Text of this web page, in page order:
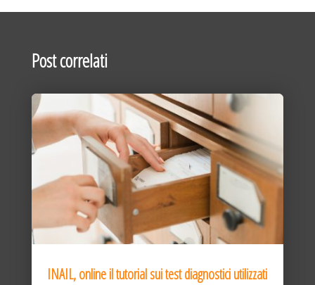
Post correlati
INAIL, online il tutorial sui test diagnostici utilizzati